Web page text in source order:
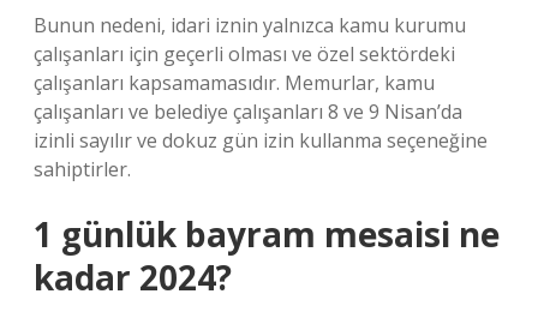
Bunun nedeni, idari iznin yalnızca kamu kurumu
çalışanları için geçerli olması ve özel sektördeki
çalışanları kapsamamasıdır. Memurlar, kamu
çalışanları ve belediye çalışanları 8 ve 9 Nisan’da
izinli sayılır ve dokuz gün izin kullanma seçeneğine
sahiptirler.
1 günlük bayram mesaisi ne
kadar 2024?